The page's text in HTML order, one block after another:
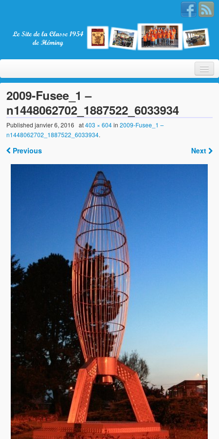
Bienvenue
La Classe 1954
Salon multi-collections
Autres animations
La fête foraine
Les aubades
Où se trouve Héming ?
Photos
20 ans, ça se fête ! Souvenirs de 2009…
2014, les 25 ans de l’association
17/05/2015 : LA vidéo souvenir 2015
17/05/2015 : Tous nos membres étaient en action
17/05/2015 : 127 brocanteurs vous attendaient
2009-Fusee_1 –
n1448062702_1887522_6033934
Publishedjanvier 6, 2016 at403 × 604in2009-Fusee_1 –
n1448062702_1887522_6033934.
Previous Next